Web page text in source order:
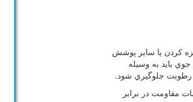
کردن یا سایر پوشش
باید به وسیله
رطوبت جلوگیري شود.
مقاومت در برابر